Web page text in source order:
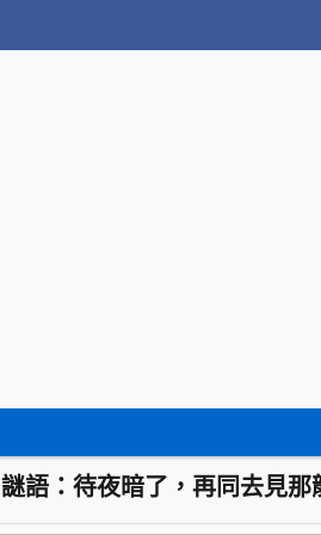
謎語：待夜暗了，再同去見